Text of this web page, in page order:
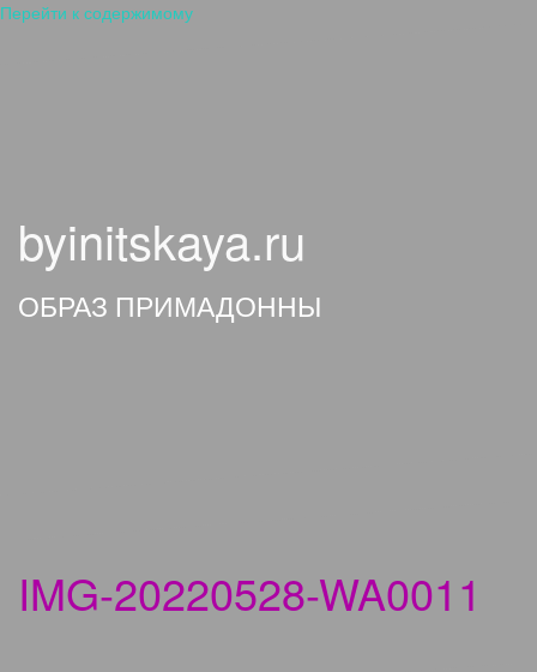
Перейти к содержимому
byinitskaya.ru
ОБРАЗ ПРИМАДОННЫ
IMG-20220528-WA0011